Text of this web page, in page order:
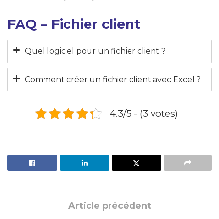
FAQ – Fichier client
Quel logiciel pour un fichier client ?
Comment créer un fichier client avec Excel ?
4.3/5 - (3 votes)
Article précédent